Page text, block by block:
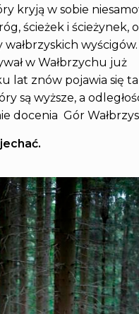
kryją w sobie
ścieżek i ścieżynek,
wyścigów.
w Wałbrzychu już
lat znów pojawia się
są wyższe, a
docenia Gór